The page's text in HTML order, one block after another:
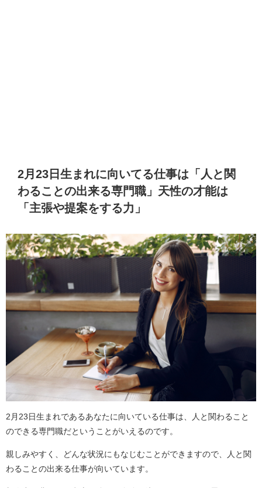
2月23日生まれに向いてる仕事は「人と関
わることの出来る専門職」天性の才能は
「主張や提案をする力」
2月23日生まれであるあなたに向いている仕事は、人と関わること
のできる専門職だということがいえるのです。
親しみやすく、どんな状況にもなじむことができますので、人と関
わることの出来る仕事が向いています。